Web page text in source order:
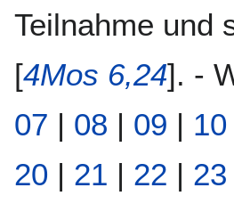
Teilnahme und
[4Mos 6,24]. -
07 | 08 | 09 | 10
20 | 21 | 22 | 23